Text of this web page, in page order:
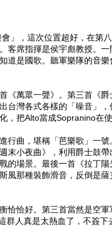
」，這次位置超好，在第
客席指揮是侯宇彪教授。
道是國歌。聽軍樂隊的音
《萬眾一聲》。第三首《
台灣各式各樣的「噪音」
，把Alto當成Sopranino在使
行曲，堪稱「芭樂歌」一
末小夜曲》，利用爵士鼓
的場景。最後一首《拉丁
風那種裝飾滑音，反倒是
恰好。第三首當然是空
人真是太熱血了，不簽下